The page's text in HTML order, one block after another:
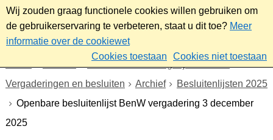
Wij zouden graag functionele cookies willen gebruiken om
de gebruikerservaring te verbeteren, staat u dit toe? Meer
informatie over de cookiewet
Cookies toestaan
Cookies niet toestaan
Gemeenteraad/Dagelijks bestuur
Vergaderingen en besluiten
Archief
Besluitenlijsten 2025
Openbare besluitenlijst BenW vergadering 3 december
2025